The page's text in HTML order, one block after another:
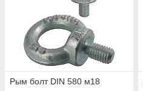
Рым болт DIN 580 м18